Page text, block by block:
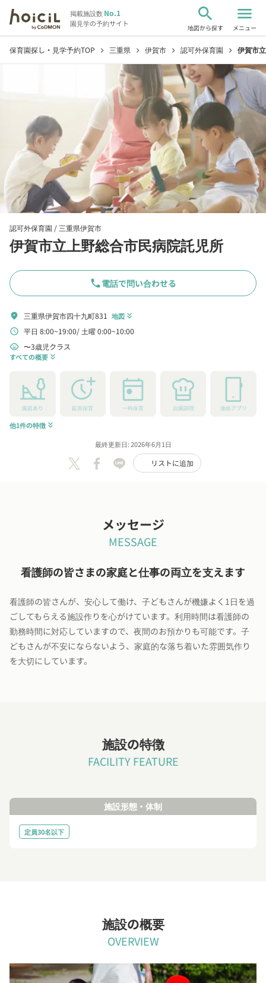
掲載施設数No.1
園見学の予約サイト
search
地図から探す
menu
メニュー
保育園探し・見学予約TOP chevron_right 三重県 chevron_right 伊賀市 chevron_right 認可外保育園 chevron_right 伊賀市
認可外保育園 / 三重県伊賀市
伊賀市立上野総合市民病院託児所
phone電話で問い合わせる
location_on 三重県伊賀市四十九町831 地図 keyboard_double_arrow_down
schedule 平日 8:00~19:00 土曜 0:00~10:00
child_care 〜3歳児クラス
すべての概要 keyboard_double_arrow_down
園庭あり 延長保育 一時保育 自園調理 連絡アプリ
他1件の特徴 keyboard_double_arrow_down
最終更新日: 2026年6月1日
リストに追加
メッセージ
MESSAGE
看護師の皆さまの家庭と仕事の両立を支えます
看護師の皆さんが、安心して働け、子どもさんが機嫌よく1日を過
ごしてもらえる施設作りを心がけています。利用時間は看護師の
勤務時間に対応していますので、夜間のお預かりも可能です。子
どもさんが不安にならないよう、家庭的な落ち着いた雰囲気作り
を大切にしています。
施設の特徴
FACILITY FEATURE
施設形態・体制
定員30名以下
施設の概要
OVERVIEW